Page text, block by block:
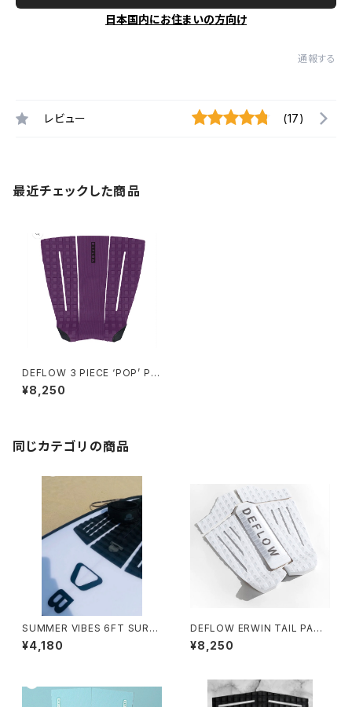
日本国内にお住まいの方向け
通報する
レビュー (17)
最近チェックした商品
DEFLOW 3 PIECE ‘POP’ PA
D - VIOLET/デフロー デッキ
パッド
¥8,250
同じカテゴリの商品
SUMMER VIBES 6FT SURF
BOARD LEASH - BLACK
¥4,180
DEFLOW ERWIN TAIL PAD
WHITE/デフロー デッキパッ
ド スペイン フランス
¥8,250